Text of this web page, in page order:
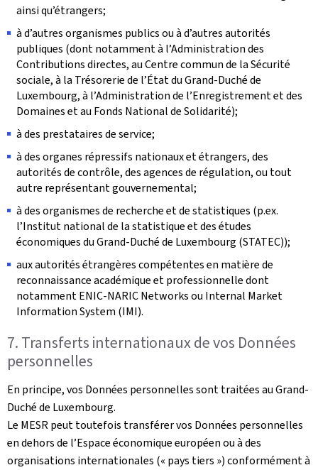
ainsi qu’étrangers;
à d’autres organismes publics ou à d’autres autorités
publiques (dont notamment à l’Administration des
Contributions directes, au Centre commun de la Sécurité
sociale, à la Trésorerie de l’État du Grand-Duché de
Luxembourg, à l’Administration de l’Enregistrement et des
Domaines et au Fonds National de Solidarité);
à des prestataires de service;
à des organes répressifs nationaux et étrangers, des
autorités de contrôle, des agences de régulation, ou tout
autre représentant gouvernemental;
à des organismes de recherche et de statistiques (p.ex.
l’Institut national de la statistique et des études
économiques du Grand-Duché de Luxembourg (STATEC));
aux autorités étrangères compétentes en matière de
reconnaissance académique et professionnelle dont
notamment ENIC-NARIC Networks ou Internal Market
Information System (IMI).
7. Transferts internationaux de vos Données
personnelles
En principe, vos Données personnelles sont traitées au Grand-
Duché de Luxembourg.
Le MESR peut toutefois transférer vos Données personnelles
en dehors de l’Espace économique européen ou à des
organisations internationales (« pays tiers ») conformément à